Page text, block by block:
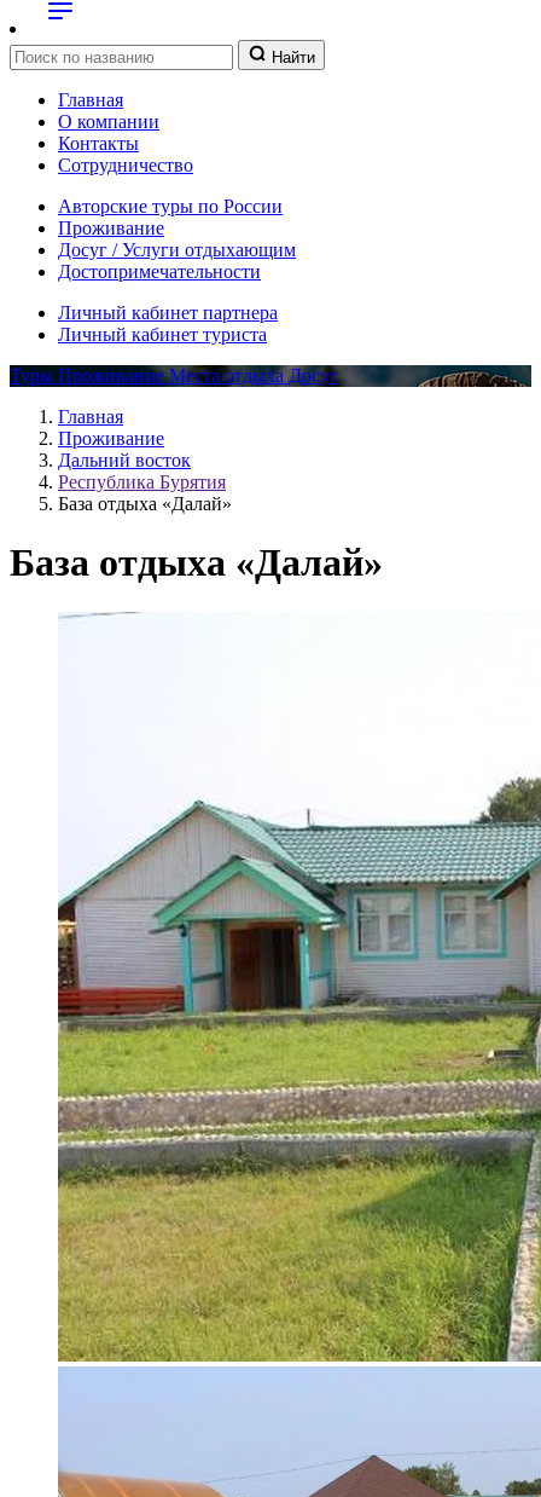
Найти
Главная
О компании
Контакты
Сотрудничество
Авторские туры по России
Проживание
Досуг / Услуги отдыхающим
Достопримечательности
Личный кабинет партнера
Личный кабинет туриста
Туры ПроживаниеМеста отдыха Досуг
Главная
Проживание
Дальний восток
Республика Бурятия
База отдыха «Далай»
База отдыха «Далай»